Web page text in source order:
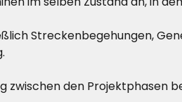
Streckenbegehungen,
den Projektphasen